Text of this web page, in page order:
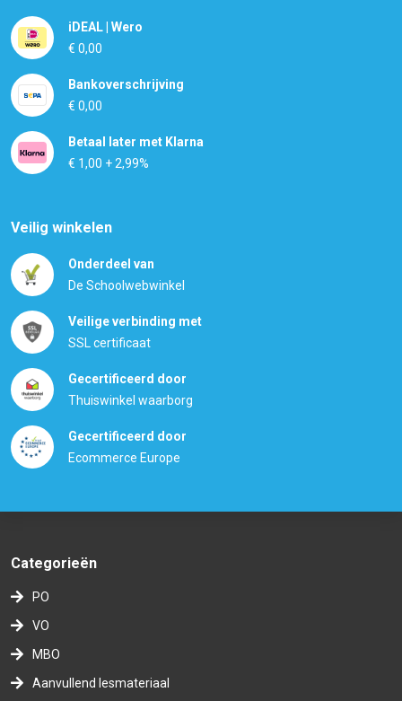
iDEAL | Wero
€ 0,00
Bankoverschrijving
€ 0,00
Betaal later met Klarna
€ 1,00 + 2,99%
Veilig winkelen
Onderdeel van
De Schoolwebwinkel
Veilige verbinding met
SSL certificaat
Gecertificeerd door
Thuiswinkel waarborg
Gecertificeerd door
Ecommerce Europe
Categorieën
PO
VO
MBO
Aanvullend lesmateriaal